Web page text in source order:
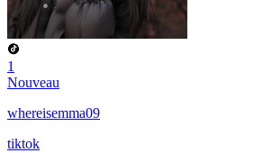
1
Nouveau
whereisemma09
tiktok